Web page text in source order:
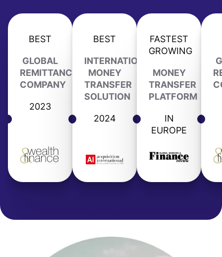
BEST
GLOBAL
REMITTANCE
COMPANY
2023
BEST
INTERNATIONAL
MONEY
TRANSFER
SOLUTION
2024
FASTEST
GROWING
MONEY
TRANSFER
PLATFORM
IN
EUROPE